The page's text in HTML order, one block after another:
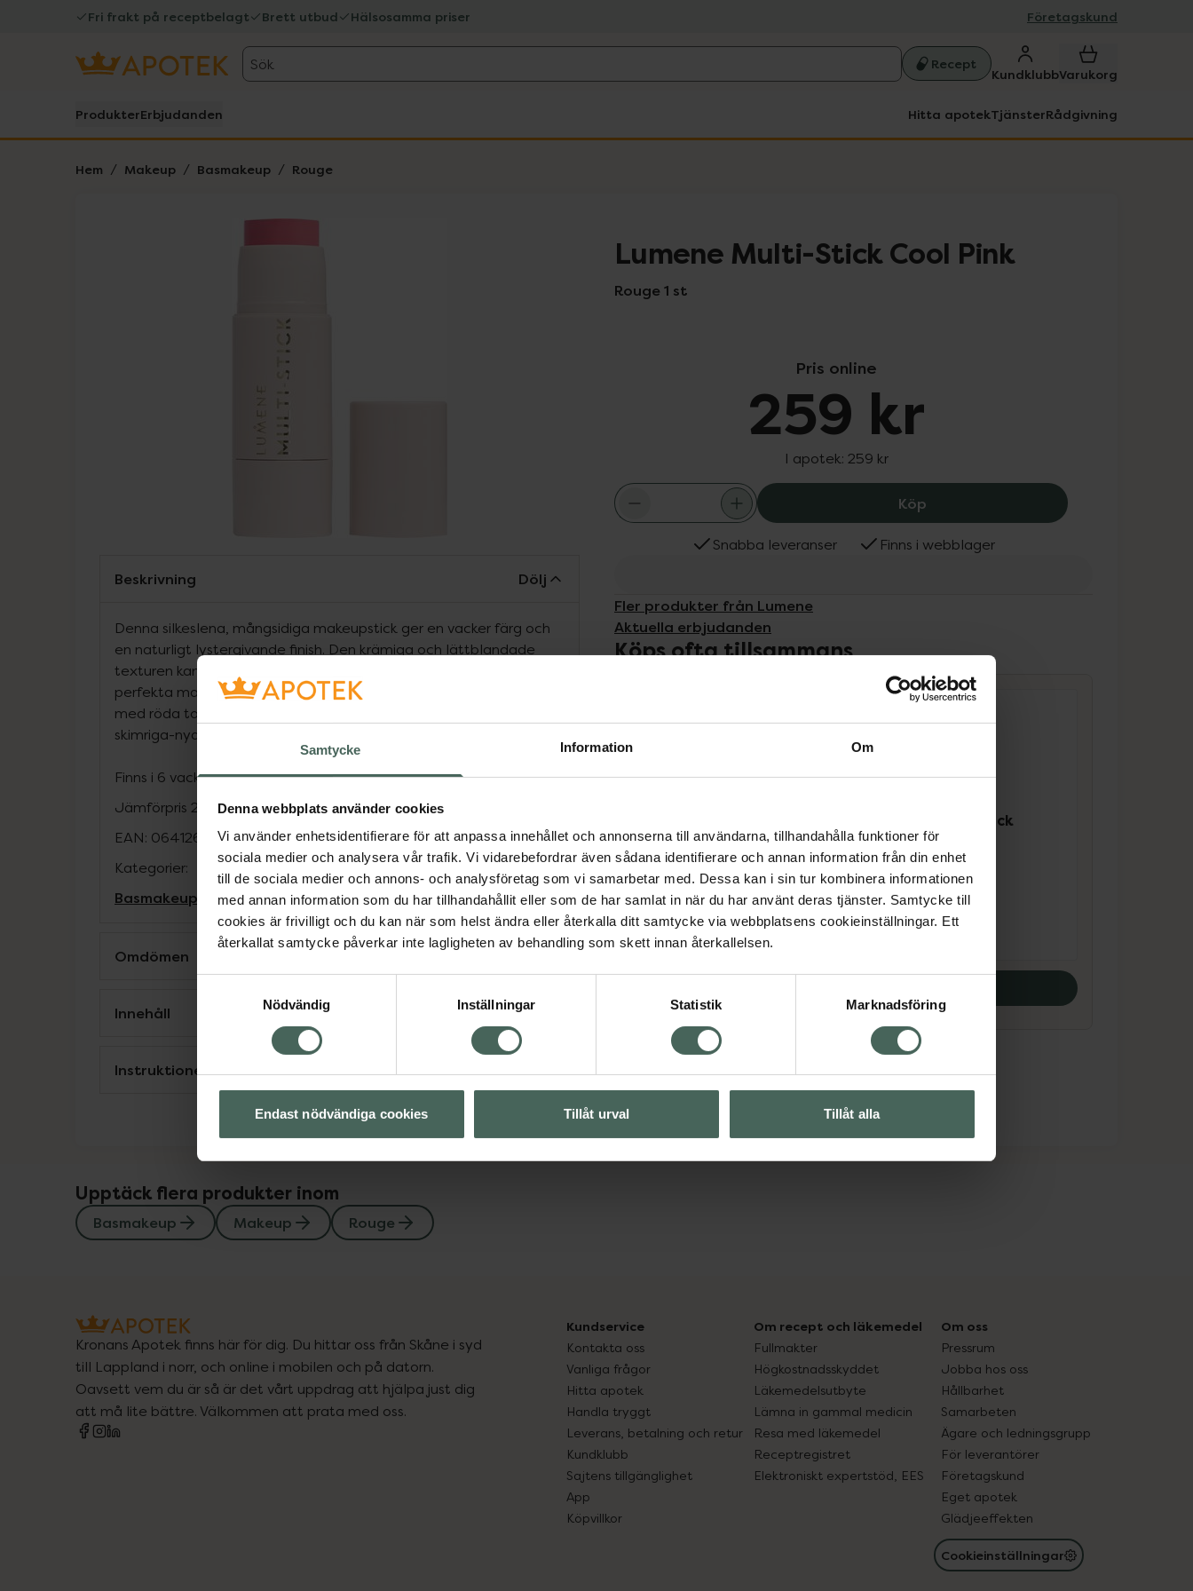
Samtycke Information Om
Denna webbplats använder cookies
Vi använder enhetsidentifierare för att anpassa innehållet och annonserna till användarna, tillhandahålla funktioner för
sociala medier och analysera vår trafik. Vi vidarebefordrar även sådana identifierare och annan information från din enhet
till de sociala medier och annons- och analysföretag som vi samarbetar med. Dessa kan i sin tur kombinera informationen
med annan information som du har tillhandahållit eller som de har samlat in när du har använt deras tjänster. Samtycke till
cookies är frivilligt och du kan när som helst ändra eller återkalla ditt samtycke via webbplatsens cookieinställningar. Ett
återkallat samtycke påverkar inte lagligheten av behandling som skett innan återkallelsen.
Nödvändig
Inställningar Statistik Marknadsföring
Endast nödvändiga cookies Tillåt urval Tillåt alla
Fri frakt på receptbelagt Brett utbud Hälsosamma priser Företagskund
Sök Recept
KundklubbVarukorg
ProdukterErbjudanden Hitta apotekTjänsterRådgivning
Hem Makeup Basmakeup Rouge
Lista: . Innehåller 1 objekt. Lumene Multi-Stick Cool Pink
Rouge 1 st
Pris online
259 kr
I apotek: 259 kr
Köp Lumene Multi-Stick Cool Pink, 259 kr.
Snabba leveranser Finns i webblager
Fler produkter från Lumene
Aktuella erbjudanden
Köps ofta tillsammans
Lumene Multi-Stick
Cool Pink
Rouge 1 st
Pris online
259 kr
Lumene Multi-Stick
Medium Brown
Rouge 1 st
Pris online
237 kr
Köp båda för:
496 kr
Beskrivning Dölj
Denna silkeslena, mångsidiga makeupstick ger en vacker färg och
en naturligt lystergivande finish. Den krämiga och lättblandade
texturen kan användas på flera olika sätt för att skapa den
perfekta makeuplooken, oavsett om du vill ge kinderna en färg
med röda toner eller framhäva dina ansiktsdrag med bruna eller
skimriga-nyanser.
Finns i 6 vackra nyanser av rött, brunt och highlighter.
Jämförpris 259 kr/st
EAN: 06412600814422
Kategorier:
Basmakeup MakeupRouge
Omdömen
Innehåll Visa
Instruktioner Visa
Upptäck flera produkter inom
Basmakeup Makeup Rouge
Kronans Apotek finns här för dig. Du hittar oss från Skåne i syd
till Lappland i norr, och online i mobilen och på datorn.
Oavsett vem du är så är det vårt uppdrag att hjälpa just dig
att må lite bättre. Välkommen att prata med oss.
Kundservice
Kontakta oss
Vanliga frågor
Hitta apotek
Handla tryggt
Leverans, betalning och retur
Kundklubb
Sajtens tillgänglighet
App
Köpvillkor
Om recept och läkemedel
Fullmakter
Högkostnadsskyddet
Läkemedelsutbyte
Lämna in gammal medicin
Resa med läkemedel
Receptregistret
Elektroniskt expertstöd, EES
Om oss
Pressrum
Jobba hos oss
Hållbarhet
Samarbeten
Ägare och ledningsgrupp
För leverantörer
Företagskund
Eget apotek
Glädjeeffekten
Cookieinställningar